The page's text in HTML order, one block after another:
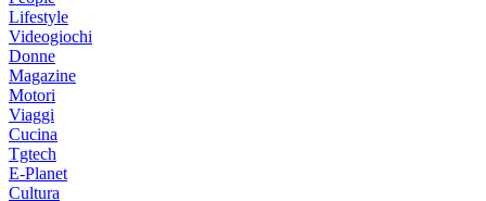
Lifestyle
Videogiochi
Donne
Magazine
Motori
Viaggi
Cucina
Tgtech
E-Planet
Cultura